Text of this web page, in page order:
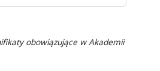
obowiązujące w Akademii